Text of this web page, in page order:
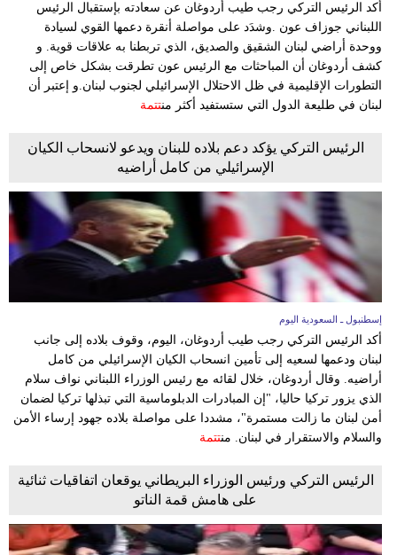
أكد الرئيس التركي رجب طيب أردوغان عن سعادته بإستقبال الرئيس
اللبناني جوزاف عون .وشدَد على مواصلة أنقرة دعمها القوي لسيادة
ووحدة أراضي لبنان الشقيق والصديق، الذي تربطنا به علاقات قوية. و
كشف أردوغان أن المباحثات مع الرئيس عون تطرقت بشكل خاص إلى
التطورات الإقليمية في ظل الاحتلال الإسرائيلي لجنوب لبنان.و إعتبر أن
لبنان في طليعة الدول التي ستستفيد أكثر منتتمة
الرئيس التركي يؤكد دعم بلاده للبنان ويدعو لانسحاب الكيان
الإسرائيلي من كامل أراضيه
إسطنبول ـ السعودية اليوم
أكد الرئيس التركي رجب طيب أردوغان، اليوم، وقوف بلاده إلى جانب
لبنان ودعمها لسعيه إلى تأمين انسحاب الكيان الإسرائيلي من كامل
أراضيه. وقال أردوغان، خلال لقائه مع رئيس الوزراء اللبناني نواف سلام
الذي يزور تركيا حاليا، "إن المبادرات الدبلوماسية التي تبذلها تركيا لضمان
أمن لبنان ما زالت مستمرة"، مشددا على مواصلة بلاده جهود إرساء الأمن
والسلام والاستقرار في لبنان. منتتمة
الرئيس التركي ورئيس الوزراء البريطاني يوقعان اتفاقيات ثنائية
على هامش قمة الناتو